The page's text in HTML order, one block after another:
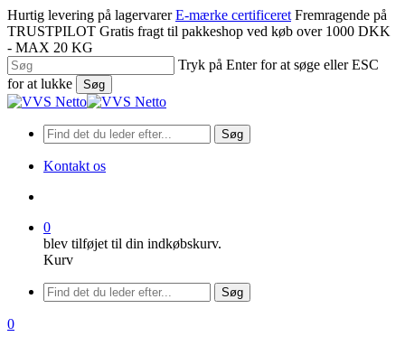
Spring
til
hovedindhold
Hurtig levering på lagervarer E-mærke certificeret Fremragende på
TRUSTPILOT Gratis fragt til pakkeshop ved køb over 1000 DKK
- MAX 20 KG
Tryk på Enter for at søge eller ESC
for at lukke
Søg
Luk
Søg
Kontakt os
0
blev tilføjet til din indkøbskurv.
Kurv
Menu
Søg
søge
0